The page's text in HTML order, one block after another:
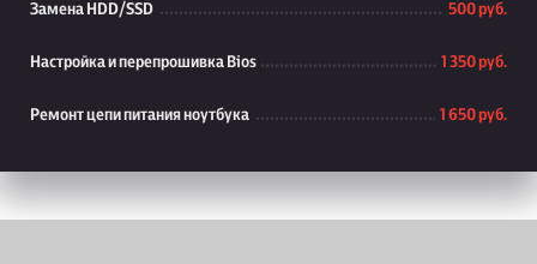
Замена HDD/SSD 500 руб.
Настройка и перепрошивка Bios 1 350 руб.
Ремонт цепи питания ноутбука 1 650 руб.